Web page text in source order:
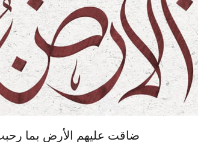
ضاقت عليهم الأرض بما